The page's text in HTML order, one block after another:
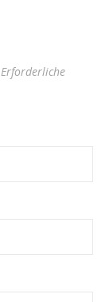
Erforderliche